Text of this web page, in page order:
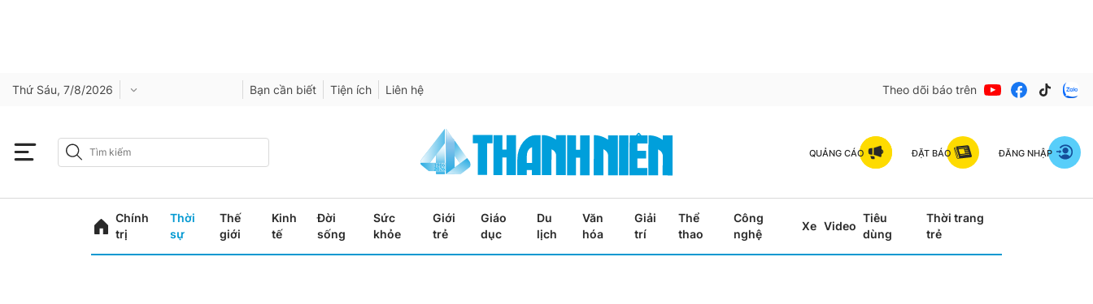
Thứ Sáu, 7/8/2026 Bạn cần biết Tiện ích Liên hệ Theo dõi báo trên
QUẢNG CÁO ĐẶT BÁO ĐĂNG NHẬP
Chính
trị
Thời
sự
Thế
giới
Kinh
tế
Đời
sống
Sức
khỏe
Giới
trẻ
Giáo
dục
Du
lịch
Văn
hóa
Giải
trí
Thể
thao
Công
nghệ
Xe Video
Tiêu
dùng
Thời trang
trẻ